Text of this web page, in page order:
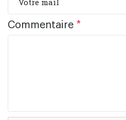
Commentaire *